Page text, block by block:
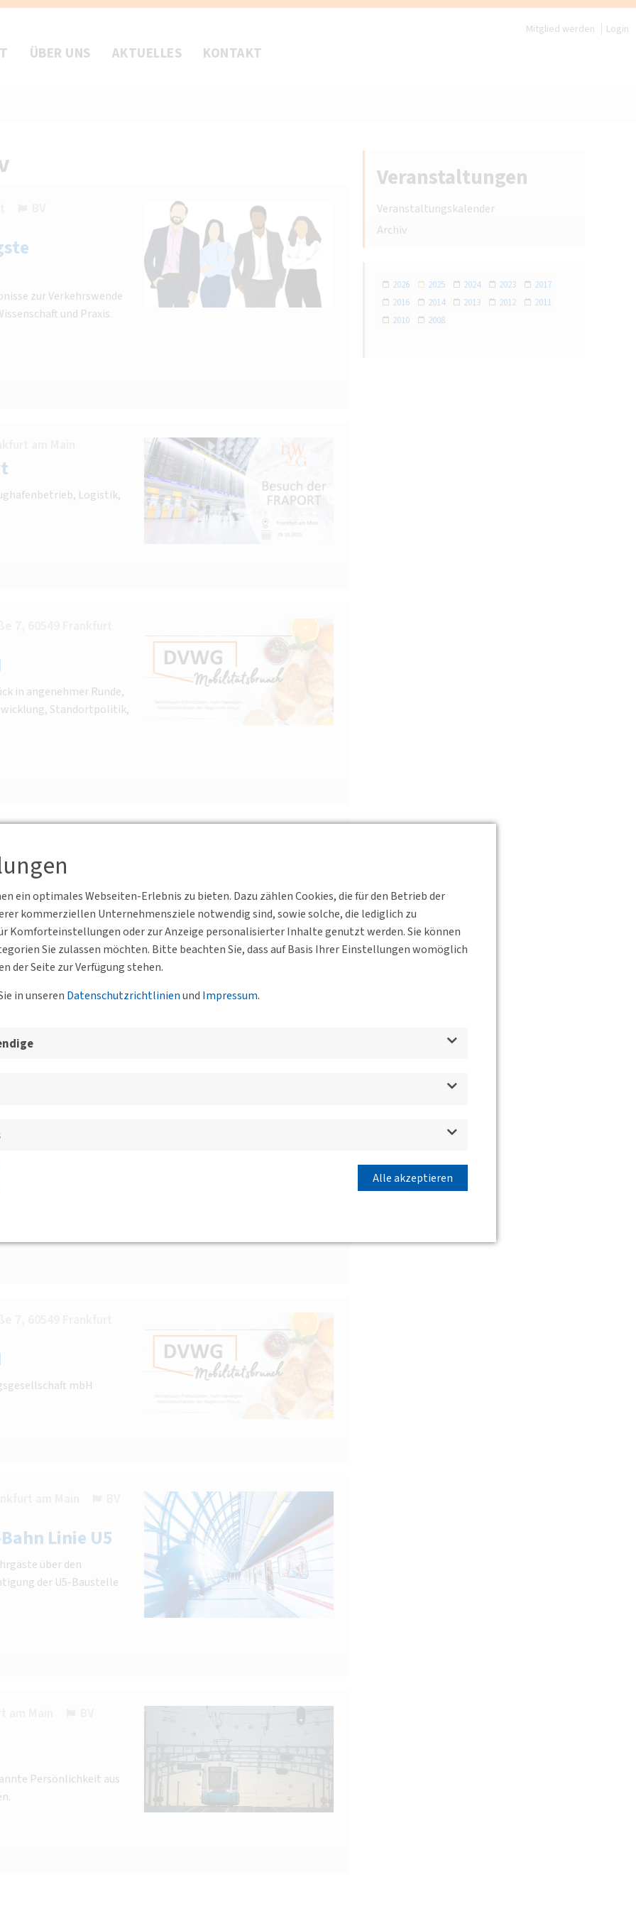
ein optimales Webseiten-Erlebnis zu bieten. Dazu zählen Cookies, die für den Betrieb der
kommerziellen Unternehmensziele notwendig sind, sowie solche, die lediglich zu
Komforteinstellungen oder zur Anzeige personalisierter Inhalte genutzt werden. Sie können
Sie zulassen möchten. Bitte beachten Sie, dass auf Basis Ihrer Einstellungen womöglich
der Seite zur Verfügung stehen.
in unseren Datenschutzrichtlinienund Impressum.
Alle akzeptieren
Mitglied werden Login
ÜBER UNS AKTUELLES KONTAKT
zur Verkehrswende
und Praxis.
Logistik,
in angenehmer Runde,
Standortpolitik,
Mobilitätswende und
Lebensqualität. Doch
7, 60549 Frankfurt
findet am 24.06.2025
Frankfurt am Main
mbH
Linie U5
über den
der U5-Baustelle
Persönlichkeit aus
Veranstaltungen
Veranstaltungskalender
Archiv
2026 2025 2024 2023
2017
2016
2014 2013 2012
2011
2010
2008